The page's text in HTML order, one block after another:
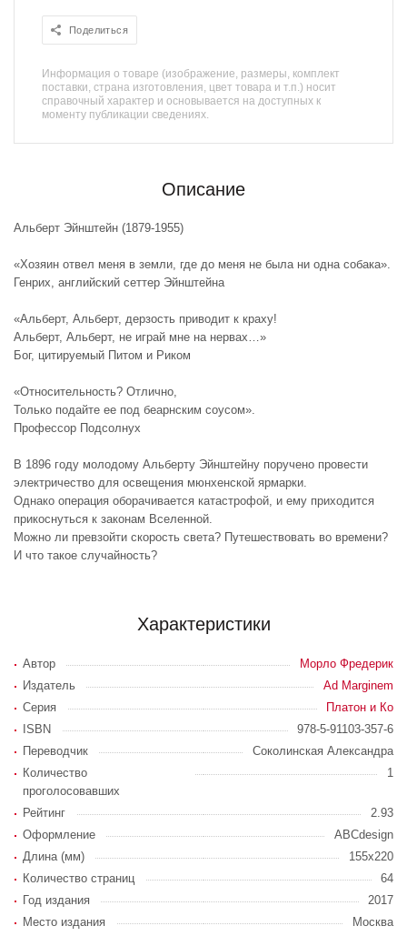
Поделиться
Информация о товаре (изображение, размеры, комплект
поставки, страна изготовления, цвет товара и т.п.) носит
справочный характер и основывается на доступных к
моменту публикации сведениях.
Описание
Альберт Эйнштейн (1879-1955)
«Хозяин отвел меня в земли, где до меня не была ни одна собака».
Генрих, английский сеттер Эйнштейна
«Альберт, Альберт, дерзость приводит к краху!
Альберт, Альберт, не играй мне на нервах…»
Бог, цитируемый Питом и Риком
«Относительность? Отлично,
Только подайте ее под беарнским соусом».
Профессор Подсолнух
В 1896 году молодому Альберту Эйнштейну поручено провести
электричество для освещения мюнхенской ярмарки.
Однако операция оборачивается катастрофой, и ему приходится
прикоснуться к законам Вселенной.
Можно ли превзойти скорость света? Путешествовать во времени?
И что такое случайность?
Характеристики
Автор
Морло Фредерик
Издатель
Ad Marginem
Серия
Платон и Ко
ISBN
978-5-91103-357-6
Переводчик
Соколинская Александра
Количество
проголосовавших
1
Рейтинг
2.93
Оформление
ABCdesign
Длина (мм)
155x220
Количество страниц
64
Год издания
2017
Место издания
Москва